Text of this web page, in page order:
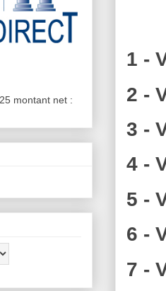
1 -
2 -
3 -
4 -
5 -
6 -
7 -
montant net :